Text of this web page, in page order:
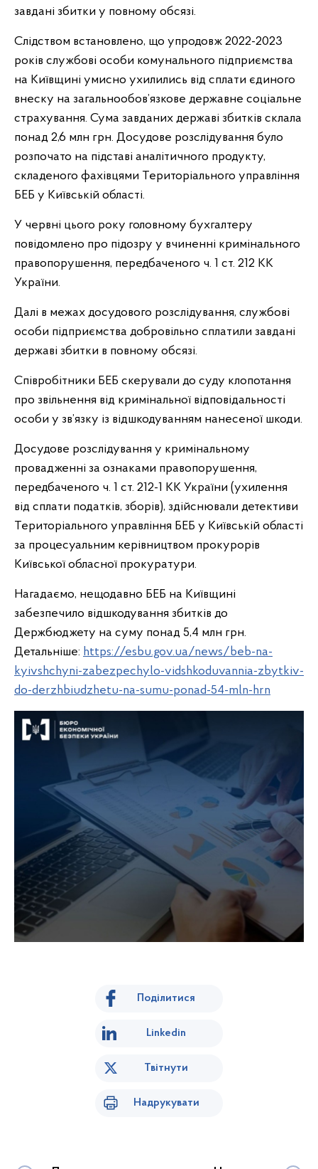
завдані збитки у повному обсязі.
Слідством встановлено, що упродовж 2022-2023
років службові особи комунального підприємства
на Київщині умисно ухилились від сплати єдиного
внеску на загальнообов’язкове державне соціальне
страхування. Сума завданих державі збитків склала
понад 2,6 млн грн. Досудове розслідування було
розпочато на підставі аналітичного продукту,
складеного фахівцями Територіального управління
БЕБ у Київській області.
У червні цього року головному бухгалтеру
повідомлено про підозру у вчиненні кримінального
правопорушення, передбаченого ч. 1 ст. 212 КК
України.
Далі в межах досудового розслідування, службові
особи підприємства добровільно сплатили завдані
державі збитки в повному обсязі.
Співробітники БЕБ скерували до суду клопотання
про звільнення від кримінальної відповідальності
особи у зв’язку із відшкодуванням нанесеної шкоди.
Досудове розслідування у кримінальному
провадженні за ознаками правопорушення,
передбаченого ч. 1 ст. 212-1 КК України (ухилення
від сплати податків, зборів), здійснювали детективи
Територіального управління БЕБ у Київській області
за процесуальним керівництвом прокурорів
Київської обласної прокуратури.
Нагадаємо, нещодавно БЕБ на Київщині
забезпечило відшкодування збитків до
Держбюджету на суму понад 5,4 млн грн.
Детальніше: https://esbu.gov.ua/news/beb-na-
kyivshchyni-zabezpechylo-vidshkoduvannia-zbytkiv-
do-derzhbiudzhetu-na-sumu-ponad-54-mln-hrn
Поділитися
Linkedin
Твітнути
Надрукувати